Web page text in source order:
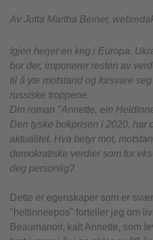
Av Jutta Martha Beiner,
Igjen herjer en krig i Europa.
bor der, imponerer resten av
til å yte motstand og forsvare
russiske troppene.
Din roman "Annette, ein
Den tyske bokprisen i 2020, har
aktualitet. Hva betyr mot,
demokratiske verdier som for
deg personlig?
Dette er egenskaper som er
"heltinneepos" forteller jeg om
Beaumanoir, kalt Annette, som